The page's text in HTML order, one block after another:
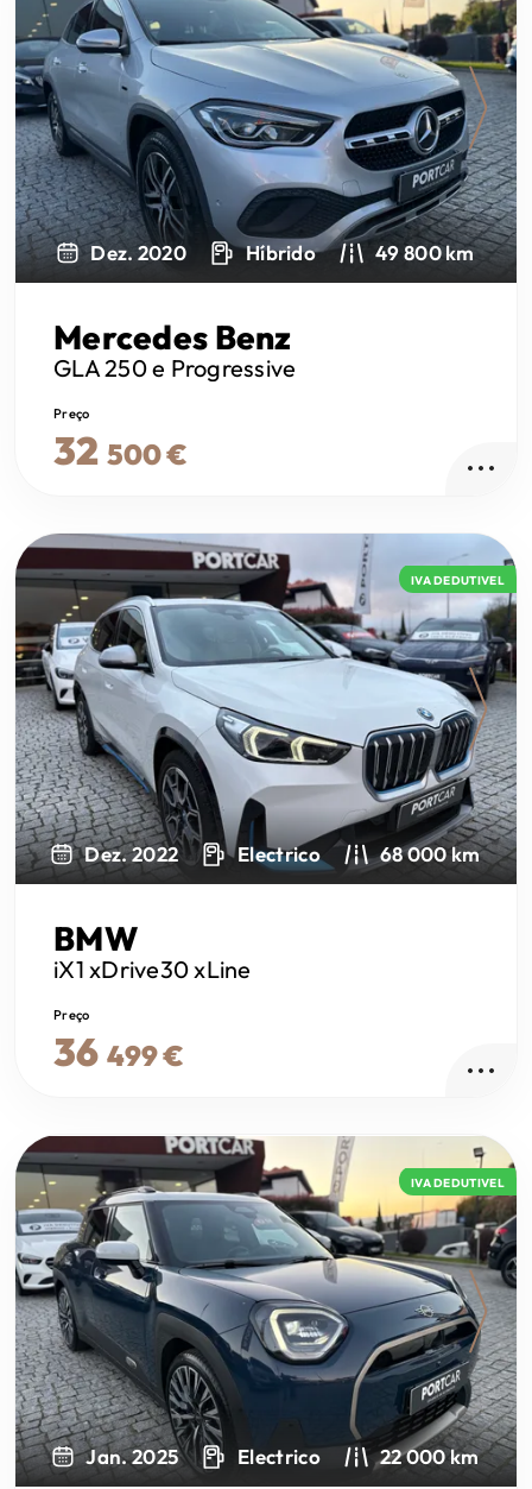
Next
Dez. 2020 Híbrido 49 800 km
Mercedes Benz
GLA 250e Progressive
Preço
32 500 €
IVA DEDUTIVEL
Next
Dez. 2022 Electrico 68 000 km
BMW
iX1 xDrive30 xLine
Preço
36 499 €
IVA DEDUTIVEL
Next
Jan. 2025 Electrico 22 000 km